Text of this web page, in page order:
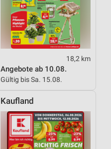
18,2 km
Angebote ab 10.08.
Gültig bis Sa. 15.08.
Kaufland